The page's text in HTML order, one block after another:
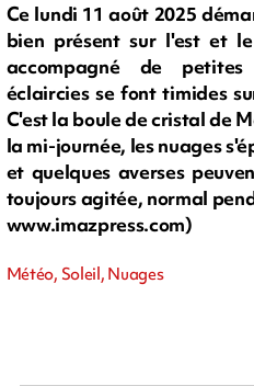
Ce lundi 11 août 2025
bien présent sur l'est et
accompagné de
éclaircies se font timides
C'est la boule de cristal de
la mi-journée, les nuages
et quelques averses
toujours agitée, normal
www.imazpress.com)
Météo, Soleil, Nuages